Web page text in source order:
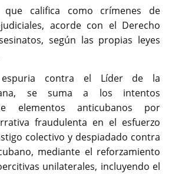
que califica como crímenes de
acorde con el Derecho
según las propias leyes
espuria contra el Líder de la
se suma a los intentos
elementos anticubanos por
fraudulenta en el esfuerzo
colectivo y despiadado contra
mediante el reforzamiento
unilaterales, incluyendo el